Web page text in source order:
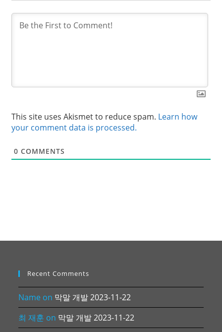
This site uses Akismet to reduce spam. Learn how
your comment data is processed.
0 COMMENTS
Recent Comments
Name on 막말 개발 2023-11-22
최 재훈 on 막말 개발 2023-11-22